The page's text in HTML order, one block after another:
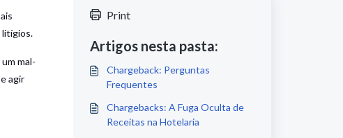
litígios.
mal-
agir
Print
Artigos nesta pasta:
Chargeback: Perguntas
Frequentes
Chargebacks: A Fuga Oculta de
Receitas na Hotelaria